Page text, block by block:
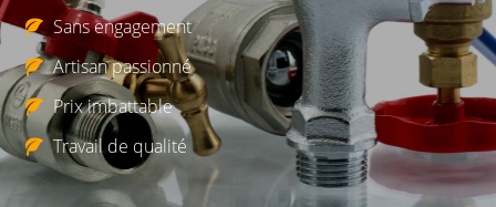
Sans engagement
Artisan passionné
Prix imbattable
Travail de qualité